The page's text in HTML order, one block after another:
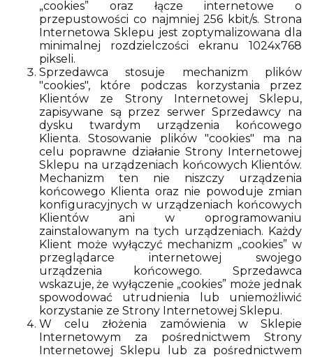
„cookies” oraz łącze internetowe o
przepustowości co najmniej 256 kbit/s. Strona
Internetowa Sklepu jest zoptymalizowana dla
minimalnej rozdzielczości ekranu 1024x768
pikseli.
Sprzedawca stosuje mechanizm plików
"cookies", które podczas korzystania przez
Klientów ze Strony Internetowej Sklepu,
zapisywane są przez serwer Sprzedawcy na
dysku twardym urządzenia końcowego
Klienta. Stosowanie plików "cookies" ma na
celu poprawne działanie Strony Internetowej
Sklepu na urządzeniach końcowych Klientów.
Mechanizm ten nie niszczy urządzenia
końcowego Klienta oraz nie powoduje zmian
konfiguracyjnych w urządzeniach końcowych
Klientów ani w oprogramowaniu
zainstalowanym na tych urządzeniach. Każdy
Klient może wyłączyć mechanizm „cookies” w
przeglądarce internetowej swojego
urządzenia końcowego. Sprzedawca
wskazuje, że wyłączenie „cookies” może jednak
spowodować utrudnienia lub uniemożliwić
korzystanie ze Strony Internetowej Sklepu.
W celu złożenia zamówienia w Sklepie
Internetowym za pośrednictwem Strony
Internetowej Sklepu lub za pośrednictwem